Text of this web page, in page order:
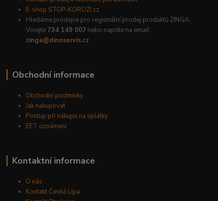
E-shop STOP-KOROZI.cz
Hledáme prodejce pro regionální prodej produktů ZINGA.
Volejte 734 149 007 nebo napište na email:
zinga@dinoservis.cz
Obchodní informace
Obchodní podmínky
Jak nakupovat
Postup při nákupu na splátky
EET oznámení
Kontaktní informace
O nás
Kontakt Česká Lípa